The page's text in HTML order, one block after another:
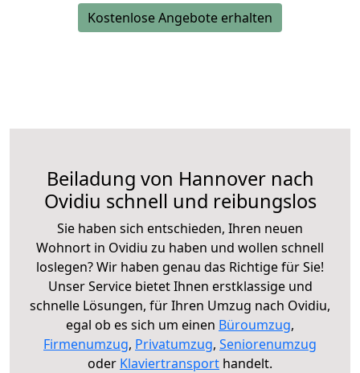
Kostenlose Angebote erhalten
Beiladung von Hannover nach
Ovidiu schnell und reibungslos
Sie haben sich entschieden, Ihren neuen
Wohnort in Ovidiu zu haben und wollen schnell
loslegen? Wir haben genau das Richtige für Sie!
Unser Service bietet Ihnen erstklassige und
schnelle Lösungen, für Ihren Umzug nach Ovidiu,
egal ob es sich um einen Büroumzug,
Firmenumzug, Privatumzug, Seniorenumzug
oder Klaviertransport handelt.